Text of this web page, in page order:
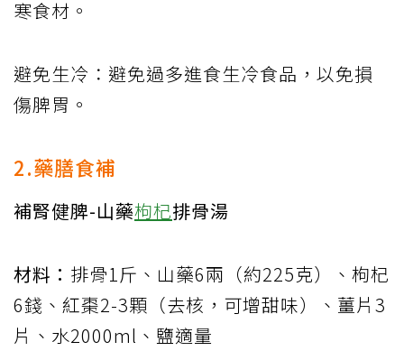
寒食材。
避免生冷：避免過多進食生冷食品，以免損
傷脾胃。
2.藥膳食補
補腎健脾-山藥枸杞排骨湯
材料： 排骨1斤、山藥6兩（約225克）、枸杞
6錢、紅棗2-3顆（去核，可增甜味）、薑片3
片、水2000ml、鹽適量